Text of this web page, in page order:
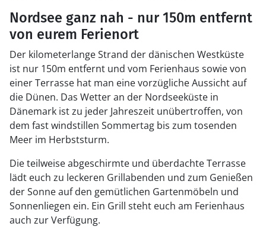
Nordsee ganz nah - nur 150m entfernt
von eurem Ferienort
Der kilometerlange Strand der dänischen Westküste
ist nur 150m entfernt und vom Ferienhaus sowie von
einer Terrasse hat man eine vorzügliche Aussicht auf
die Dünen. Das Wetter an der Nordseeküste in
Dänemark ist zu jeder Jahreszeit unübertroffen, von
dem fast windstillen Sommertag bis zum tosenden
Meer im Herbststurm.
Die teilweise abgeschirmte und überdachte Terrasse
lädt euch zu leckeren Grillabenden und zum Genießen
der Sonne auf den gemütlichen Gartenmöbeln und
Sonnenliegen ein. Ein Grill steht euch am Ferienhaus
auch zur Verfügung.